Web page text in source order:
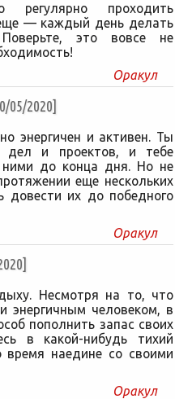
проходить
— каждый день делать
это вовсе не
Оракул
2020]
энергичен и активен. Ты
дел и проектов, и тебе
ними до конца дня. Но не
еще нескольких
довести их до победного
Оракул
Несмотря на то, что
энергичным человеком, в
пополнить запас своих
в какой-нибудь тихий
время наедине со своими
Оракул